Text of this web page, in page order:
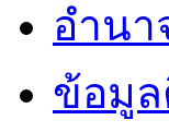
อำน
ข้อมู